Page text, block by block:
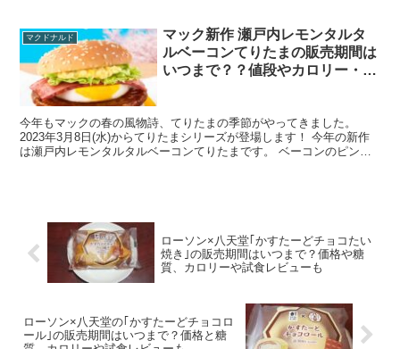
マクドナルド
マック新作 瀬戸内レモンタルタ
ルベーコンてりたまの販売期間は
いつまで？？値段やカロリー・糖
今年もマックの春の風物詩、てりたまの季節がやってきました。
2023年3月8日(水)からてりたまシリーズが登場します！ 今年の新作
は瀬戸内レモンタルタルベーコンてりたまです。 ベーコンのピン
ローソン×八天堂｢かすたーどチョコたい
焼き｣の販売期間はいつまで？価格や糖
質、カロリーや試食レビューも
ローソン×八天堂の｢かすたーどチョコロ
ール｣の販売期間はいつまで？価格と糖